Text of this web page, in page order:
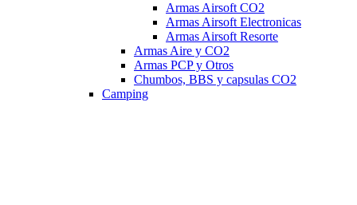
Armas Airsoft CO2
Armas Airsoft Electronicas
Armas Airsoft Resorte
Armas Aire y CO2
Armas PCP y Otros
Chumbos, BBS y capsulas CO2
Camping